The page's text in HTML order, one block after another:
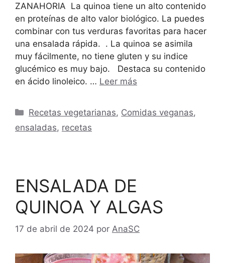
ZANAHORIA La quinoa tiene un alto contenido
en proteínas de alto valor biológico. La puedes
combinar con tus verduras favoritas para hacer
una ensalada rápida. . La quinoa se asimila
muy fácilmente, no tiene gluten y su indice
glucémico es muy bajo. Destaca su contenido
en ácido linoleico. … Leer más
Categorías
Recetas vegetarianas, Comidas veganas,
ensaladas, recetas
ENSALADA DE
QUINOA Y ALGAS
17 de abril de 2024 por AnaSC